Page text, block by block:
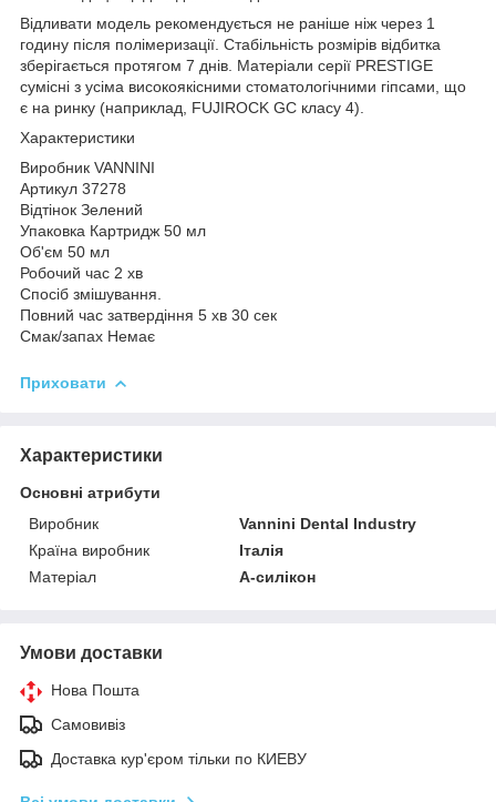
Відливати модель рекомендується не раніше ніж через 1
годину після полімеризації. Стабільність розмірів відбитка
зберігається протягом 7 днів. Матеріали серії PRESTIGE
сумісні з усіма високоякісними стоматологічними гіпсами, що
є на ринку (наприклад, FUJIROCK GC класу 4).
Характеристики
Виробник VANNINI
Артикул 37278
Відтінок Зелений
Упаковка Картридж 50 мл
Об'єм 50 мл
Робочий час 2 хв
Спосіб змішування.
Повний час затвердіння 5 хв 30 сек
Смак/запах Немає
Приховати
Характеристики
Основні атрибути
Виробник
Vannini Dental Industry
Країна виробник
Італія
Матеріал
А-силікон
Умови доставки
Нова Пошта
Самовивіз
Доставка кур'єром тільки по КИЕВУ